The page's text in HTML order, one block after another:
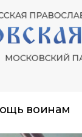
воинам